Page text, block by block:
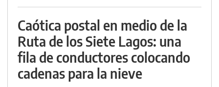
Caótica postal en medio de la
Ruta de los Siete Lagos: una
fila de conductores colocando
cadenas para la nieve